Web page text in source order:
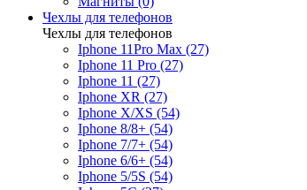
Чехлы для телефонов
Чехлы для телефонов
Iphone 11Pro Max (27)
Iphone 11 Pro (27)
Iphone 11 (27)
Iphone XR (27)
Iphone X/XS (54)
Iphone 8/8+ (54)
Iphone 7/7+ (54)
Iphone 6/6+ (54)
Iphone 5/5S (54)